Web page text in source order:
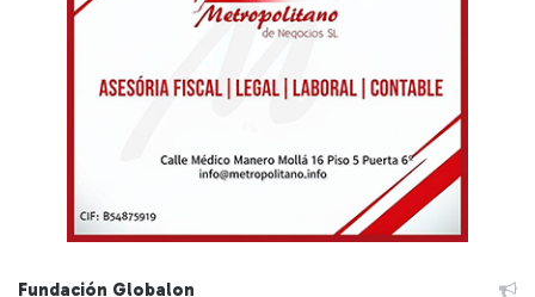
Fundación Globalon